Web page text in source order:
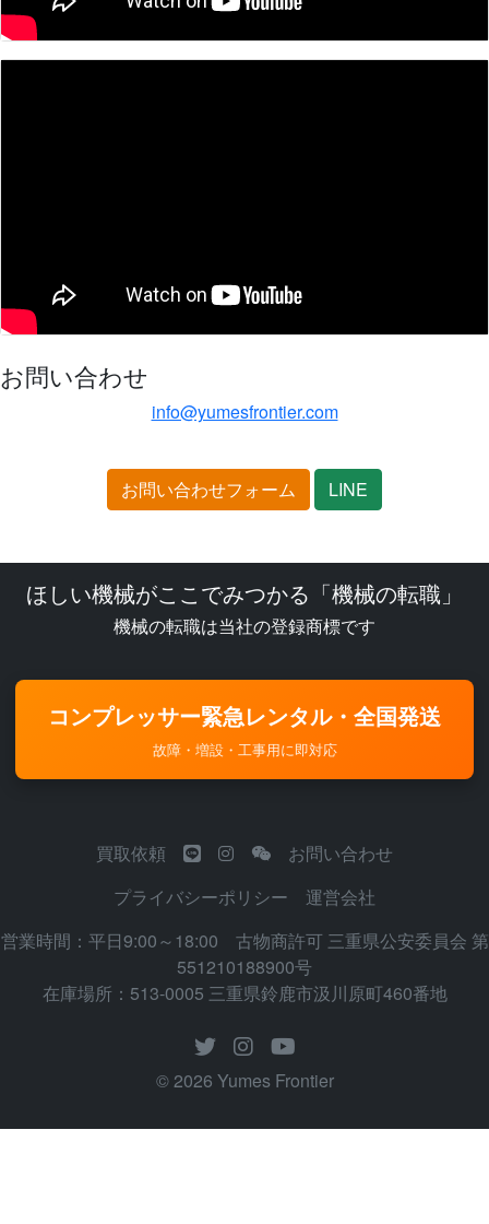
お問い合わせ
info@yumesfrontier.com
お問い合わせフォーム LINE
ほしい機械がここでみつかる「機械の転職」
機械の転職は当社の登録商標です
コンプレッサー緊急レンタル・全国発送
故障・増設・工事用に即対応
買取依頼
お問い合わせ
プライバシーポリシー
運営会社
営業時間：平日9:00～18:00 古物商許可 三重県公安委員会 第
551210188900号
在庫場所：513-0005 三重県鈴鹿市汲川原町460番地
© 2026 Yumes Frontier